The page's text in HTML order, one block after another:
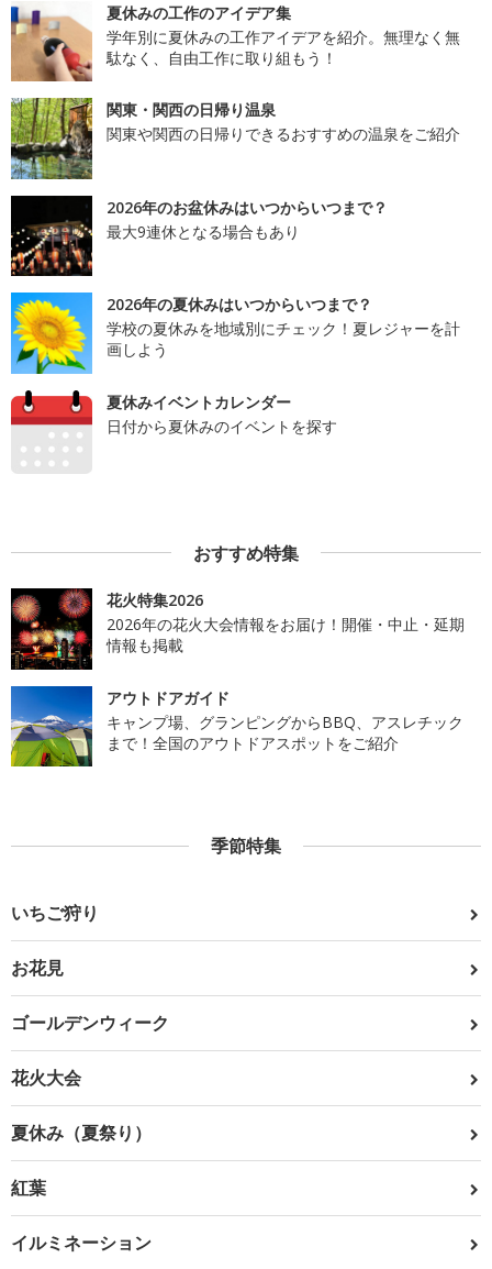
夏休みの工作のアイデア集
学年別に夏休みの工作アイデアを紹介。無理なく無
駄なく、自由工作に取り組もう！
関東・関西の日帰り温泉
関東や関西の日帰りできるおすすめの温泉をご紹介
2026年のお盆休みはいつからいつまで？
最大9連休となる場合もあり
2026年の夏休みはいつからいつまで？
学校の夏休みを地域別にチェック！夏レジャーを計
画しよう
夏休みイベントカレンダー
日付から夏休みのイベントを探す
おすすめ特集
花火特集2026
2026年の花火大会情報をお届け！開催・中止・延期
情報も掲載
アウトドアガイド
キャンプ場、グランピングからBBQ、アスレチック
まで！全国のアウトドアスポットをご紹介
季節特集
いちご狩り
お花見
ゴールデンウィーク
花火大会
夏休み（夏祭り）
紅葉
イルミネーション